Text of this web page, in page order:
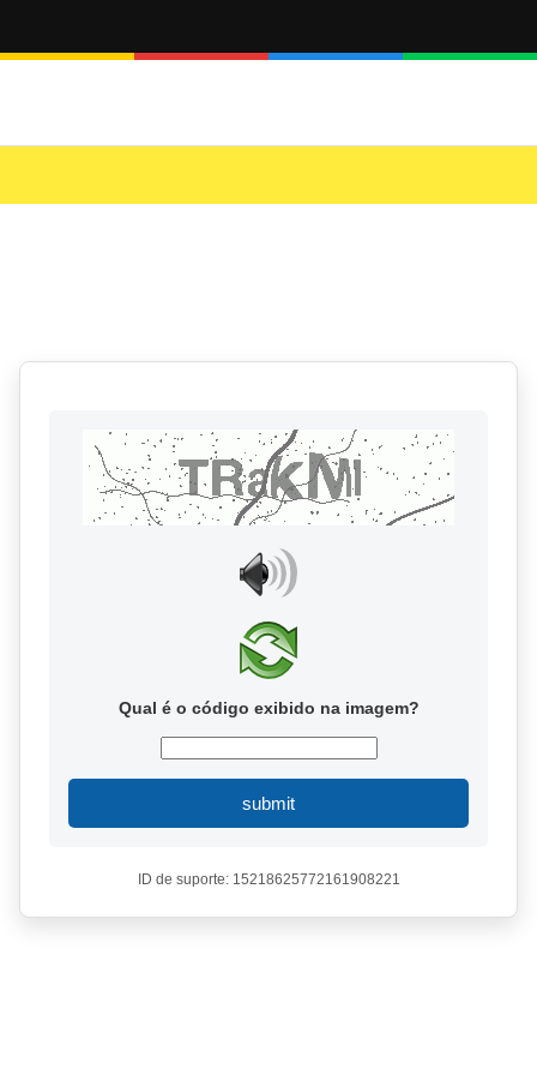
Qual é o código exibido na imagem?
submit
ID de suporte: 15218625772161908221